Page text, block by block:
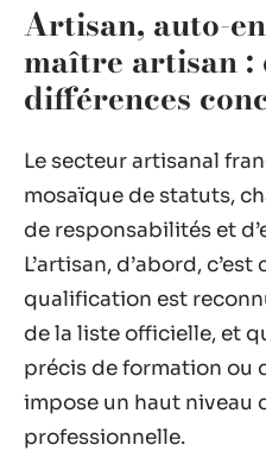
Artisan, auto-
maître artisan :
différences
Le secteur artisanal
mosaïque de statuts,
de responsabilités et
L’artisan, d’abord,
qualification est
de la liste officielle, et
précis de formation ou
impose un haut niveau
professionnelle.